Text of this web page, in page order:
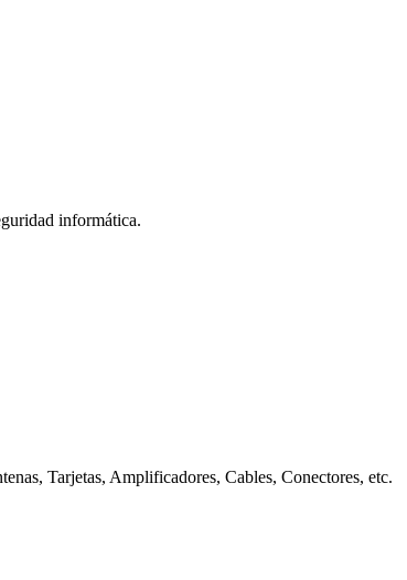
informática.
Tarjetas, Amplificadores, Cables, Conectores, etc.